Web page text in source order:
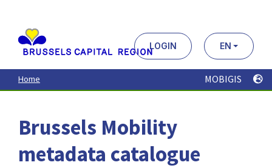
contenu
principal
LOGIN EN
Home MOBIGIS
Brussels Mobility
metadata catalogue